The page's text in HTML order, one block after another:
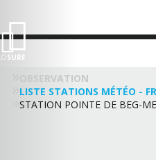
SURF
OBSERVATION
LISTE STATIONS MÉTÉO -
STATION POINTE DE BEG-